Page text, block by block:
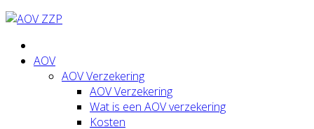
AOV
AOV Verzekering
AOV Verzekering
Wat is een AOV verzekering
Kosten